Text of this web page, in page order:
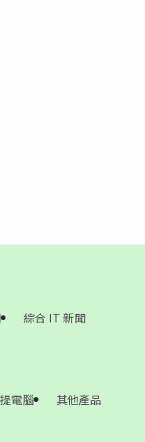
綜合 IT 新聞
電腦 其他產品